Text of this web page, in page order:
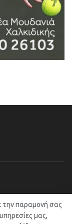
την παραμονή σας
μας,